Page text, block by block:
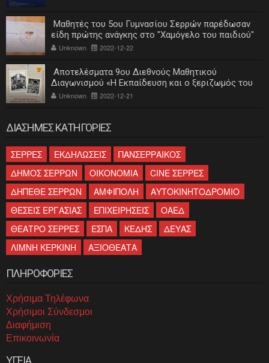
Μαθητές του 5ου Γυμνασίου Σερρών παρέδωσαν
είδη πρώτης ανάγκης στο "Χαμόγελο του παιδιού"
Unknown 2022-12-22
Αποτελέσματα 9ου Διεθνούς Μαθητικού
Διαγωνισμού «Η Εκπαίδευση και ο ξεριζωμός του
ελληνισμού»
Unknown 2022-12-21
ΔΙΑΣΗΜΕΣ ΚΑΤΗΓΟΡΙΕΣ
ΣΕΡΡΕΣ ΕΚΔΗΛΩΣΕΙΣ
ΠΑΝΣΕΡΡΑΙΚΟΣ
ΔΗΜΟΣ ΣΕΡΡΩΝ
ΟΙΚΟΝΟΜΙΑ
CINE ΣΕΡΡΕΣ
ΔΗΠΕΘΕ ΣΕΡΡΩΝ
ΑΜΦΙΠΟΛΗ
ΑΥΤΟΚΙΝΗΤΟΔΡΟΜΙΟ
ΘΕΣΕΙΣ ΕΡΓΑΣΙΑΣ
ΕΠΙΧΕΙΡΗΣΕΙΣ
ΟΑΕΔ
ΘΕΑΤΡΟ ΣΕΡΡΕΣ
ΕΣΠΑ ΚΕΔΗΣ
ΔΕΥΑΣ
ΛΙΜΝΗ ΚΕΡΚΙΝΗ
ΑΞΙΟΘΕΑΤΑ
ΠΛΗΡΟΦΟΡΙΕΣ
Χρήσιμα Τηλέφωνα
Χρήσιμοι Σύνδεσμοι
Διαφήμιση
Επικοινωνία
ΥΓΕΙΑ